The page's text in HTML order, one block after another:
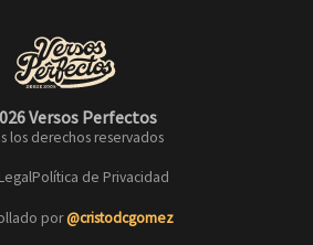
Versos Perfectos
los derechos reservados
Política de Privacidad
por@cristodcgomez